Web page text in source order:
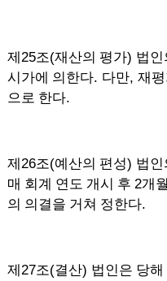
제25조(재산의 평가) 법인
시가에 의한다. 다만, 재
으로 한다.
제26조(예산의 편성) 법
매 회계 연도 개시 후 2개
의 의결을 거쳐 정한다.
제27조(결산) 법인은 당